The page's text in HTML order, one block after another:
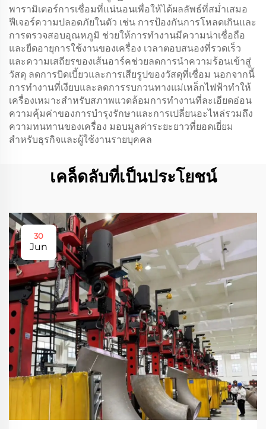
พารามิเตอร์การเชื่อมที่แน่นอนเพื่อให้ได้ผลลัพธ์ที่สม่ำเสมอ
ฟีเจอร์ความปลอดภัยในตัว เช่น การป้องกันการโหลดเกินและ
การตรวจสอบอุณหภูมิ ช่วยให้การทำงานมีความน่าเชื่อถือ
และยืดอายุการใช้งานของเครื่อง เวลาตอบสนองที่รวดเร็ว
และความเสถียรของเส้นอาร์คช่วยลดการนำความร้อนเข้าสู่
วัสดุ ลดการบิดเบี้ยวและการเสียรูปของวัสดุที่เชื่อม นอกจากนี้
การทำงานที่เงียบและลดการรบกวนทางแม่เหล็กไฟฟ้าทำให้
เครื่องเหมาะสำหรับสภาพแวดล้อมการทำงานที่ละเอียดอ่อน
ความคุ้มค่าของการบำรุงรักษาและการเปลี่ยนอะไหล่รวมถึง
ความทนทานของเครื่อง มอบมูลค่าระยะยาวที่ยอดเยี่ยม
สำหรับธุรกิจและผู้ใช้งานรายบุคคล
เคล็ดลับที่เป็นประโยชน์
30
Jun